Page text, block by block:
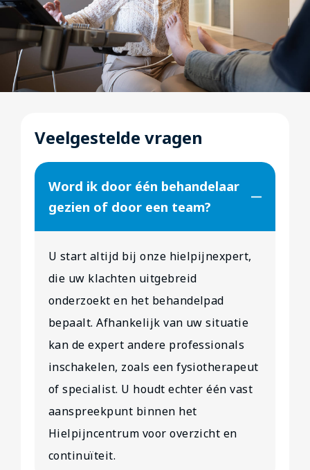
Veelgestelde vragen
Word ik door één behandelaar
gezien of door een team?
U start altijd bij onze hielpijnexpert,
die uw klachten uitgebreid
onderzoekt en het behandelpad
bepaalt. Afhankelijk van uw situatie
kan de expert andere professionals
inschakelen, zoals een fysiotherapeut
of specialist. U houdt echter één vast
aanspreekpunt binnen het
Hielpijncentrum voor overzicht en
continuïteit.